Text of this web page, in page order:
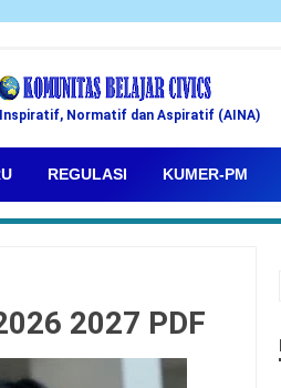
Normatif dan Aspiratif (AINA)
REGULASI KUMER-PM
2027 PDF